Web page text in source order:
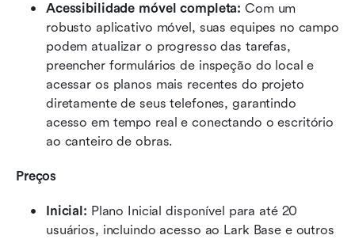
Acessibilidade móvel completa: Com um
robusto aplicativo móvel, suas equipes no campo
podem atualizar o progresso das tarefas,
preencher formulários de inspeção do local e
acessar os planos mais recentes do projeto
diretamente de seus telefones, garantindo
acesso em tempo real e conectando o escritório
ao canteiro de obras.
Preços
Inicial: Plano Inicial disponível para até 20
usuários, incluindo acesso ao Lark Base e outros